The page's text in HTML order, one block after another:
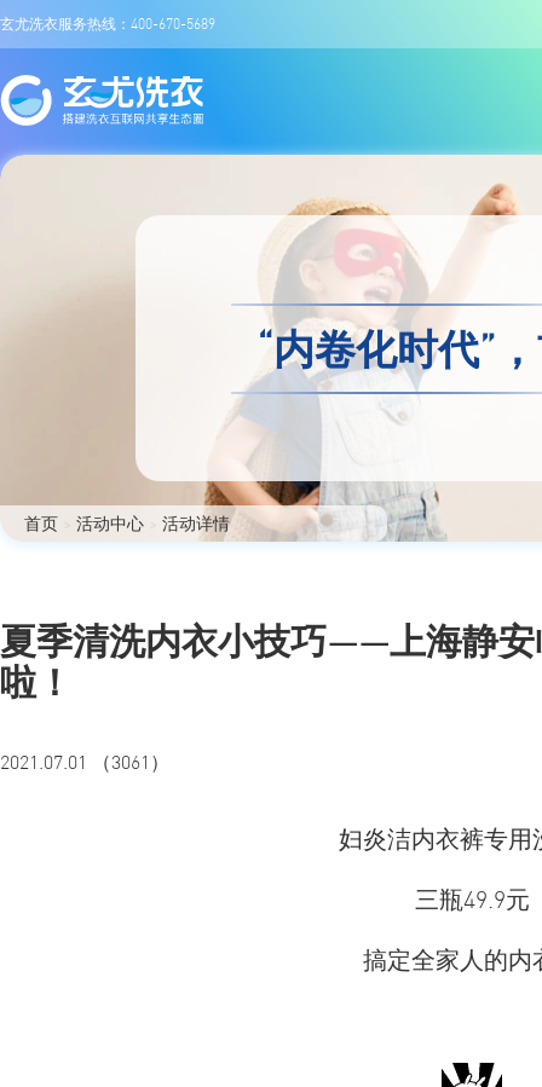
玄尤洗衣服务热线：400-670-5689
“内卷化时代”
首页 活动中心 > 活动详情
夏季清洗内衣小技巧——上海静
啦！
2021.07.01 （3061）
妇炎洁内衣裤专用
三瓶49.9元
搞定全家人的内